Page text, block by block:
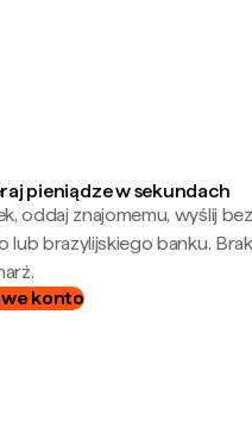
pieniądze w sekundach
oddaj znajomemu, wyślij
lub brazylijskiego banku.
konto